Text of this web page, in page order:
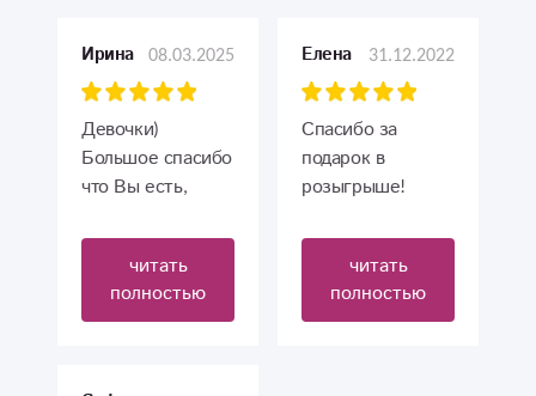
Ирина 08.03.2025
Девочки)
Большое спасибо
что Вы есть,
заказываем
только у Вас,
быстро ,всегда
свежие и
С праздником
читать
полностью
Елена 31.12.2022
Спасибо за
подарок в
розыгрыше!
дочь довольна, у
неё сегодня день
рождения??????
читать
полностью